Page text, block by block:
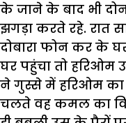
के जाने के बाद भी
झगड़ा करते रहे. रात
दोबारा फोन कर के
घर पहुंचा तो हरिओम
ने गुस्से में हरिओम का
चलते वह कमल का